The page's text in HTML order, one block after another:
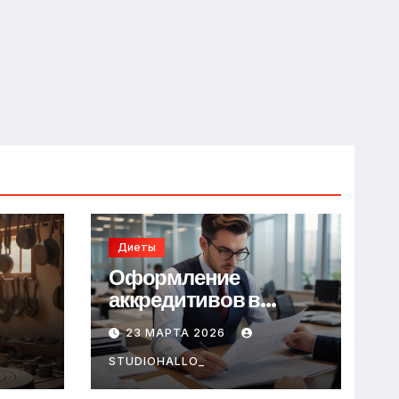
Диеты
Оформление
аккредитивов в
международной
торговле
23 МАРТА 2026
STUDIOHALLO_